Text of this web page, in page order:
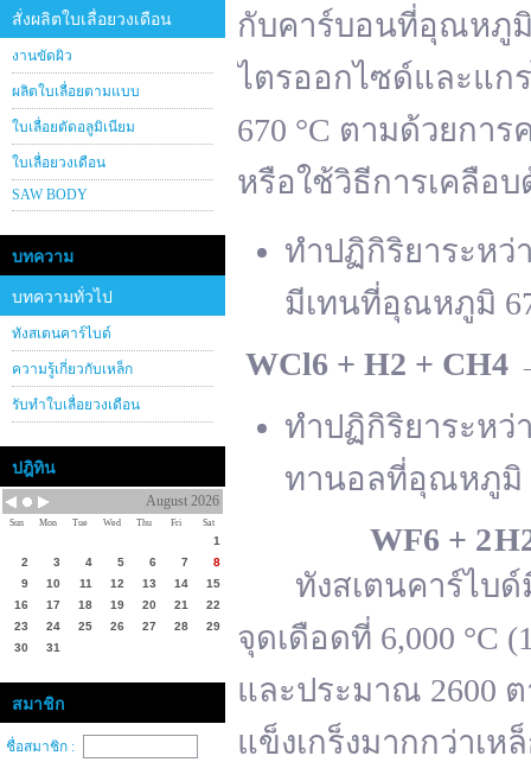
สั่งผลิตใบเลื่อยวงเดือน
งานขัดผิว
ผลิตใบเลื่อยตามแบบ
ใบเลื่อยตัดอลูมิเนียม
ใบเลื่อยวงเดือน
SAW BODY
บทความ
บทความทั่วไป
ทังสเตนคาร์ไบด์
ความรู้เกี่ยวกับเหล็ก
รับทำใบเลื่อยวงเดือน
ปฎิทิน
August 2026
Sun Mon Tue Wed Thu Fri Sat
1
2
3 4 5 6 7
8
9
10 11 12 13 14
15
16
17 18 19 20 21
22
23
24 25 26 27 28
29
30
31
สมาชิก
ชื่อสมาชิก :
กับคาร์บอนที่อุณหภูมิ
ไตรออกไซด์และแก
670 °C ตามด้วยกา
หรือใช้วิธีการเคลือบ
ทำปฏิกิริยาระหว่
มีเทนที่อุณหภูมิ
WCl6 + H2 + CH4
ทำปฏิกิริยาระหว่
ทานอลที่อุณหภูมิ
WF6 + 2 H
ทังสเตนคาร์ไบด์มี
จุดเดือดที่ 6,000 °C
และประมาณ 2600
แข็งเกร็งมากกว่าเ